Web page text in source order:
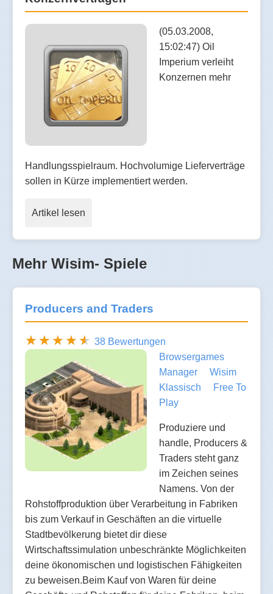
(05.03.2008,
15:02:47) Oil
Imperium verleiht
Konzernen mehr
Handlungsspielraum. Hochvolumige Lieferverträge
sollen in Kürze implementiert werden.
Artikel lesen
Mehr Wisim- Spiele
Producers and Traders
38 Bewertungen
Browsergames
Manager
Wisim
Klassisch
Free To
Play
Produziere und
handle, Producers &
Traders steht ganz
im Zeichen seines
Namens. Von der
Rohstoffproduktion über Verarbeitung in Fabriken
bis zum Verkauf in Geschäften an die virtuelle
Stadtbevölkerung bietet dir diese
Wirtschaftssimulation unbeschränkte Möglichkeiten
deine ökonomischen und logistischen Fähigkeiten
zu beweisen.Beim Kauf von Waren für deine